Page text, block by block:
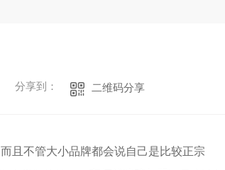
分享到： 二维码分享
且不管大小品牌都会说自己是比较正宗